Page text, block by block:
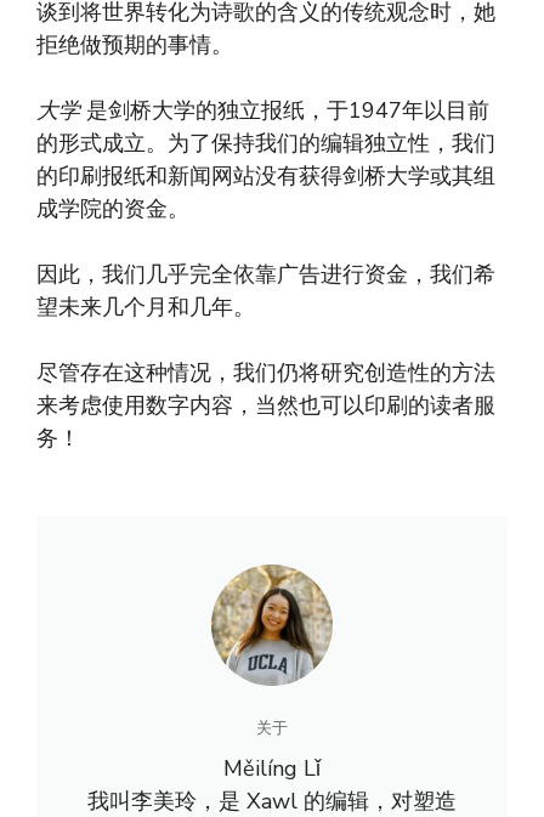
谈到将世界转化为诗歌的含义的传统观念时，她
拒绝做预期的事情。
大学是剑桥大学的独立报纸，于1947年以目前
的形式成立。为了保持我们的编辑独立性，我们
的印刷报纸和新闻网站没有获得剑桥大学或其组
成学院的资金。
因此，我们几乎完全依靠广告进行资金，我们希
望未来几个月和几年。
尽管存在这种情况，我们仍将研究创造性的方法
来考虑使用数字内容，当然也可以印刷的读者服
务！
关于
Měilíng Lǐ
我叫李美玲，是 Xawl 的编辑，对塑造